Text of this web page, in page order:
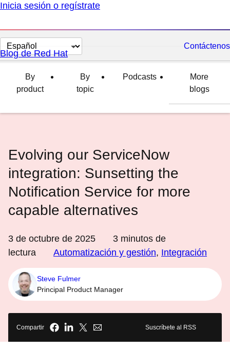
Inicia sesión o regístrate
Cambiar
el
idioma
Contáctenos
Blog de Red Hat
By
product
By
topic
Podcasts
More
blogs
Evolving our ServiceNow
integration: Sunsetting the
Notification Service for more
capable alternatives
3 de octubre de 2025 3 minutos de
lectura
Automatización y gestión, Integración
Steve Fulmer
Principal Product Manager
Compartir Suscríbete al RSS